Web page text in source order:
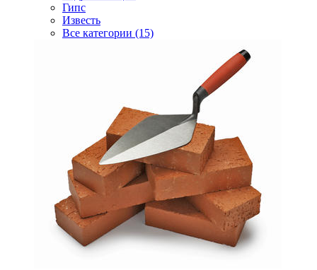
Гипс
Известь
Все категории (15)